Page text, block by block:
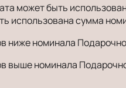
может быть
использована сумма
ниже номинала
выше номинала